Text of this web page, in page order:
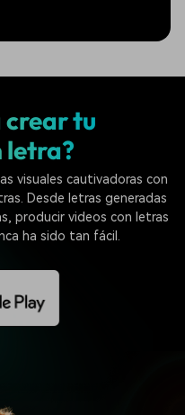
crear tu
letra?
visuales cautivadoras con
Desde letras generadas
producir videos con letras
ha sido tan fácil.